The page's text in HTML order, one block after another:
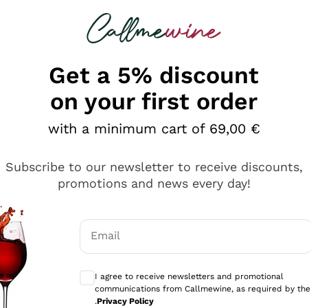
looking for
Get a 5% discount
on your first order
with a minimum cart of 69,00 €
Subscribe to our newsletter to receive discounts,
promotions and news every day!
Email
I agree to receive newsletters and promotional
communications from Callmewine, as required by the
.Privacy Policy